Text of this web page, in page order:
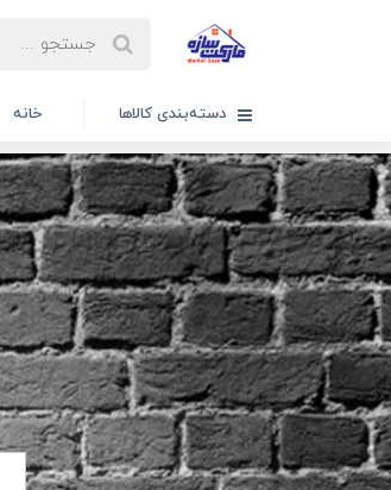
دسته‌بندی کالاها خانه